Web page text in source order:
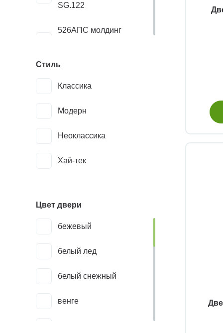
SG.122
526AПС молдинг
SB
SC
SB
Неаполь-203 молдинг
SC
Стиль
Классика
Модерн
Неоклассика
Хай-тек
Цвет двери
бежевый
белый лед
белый снежный
венге